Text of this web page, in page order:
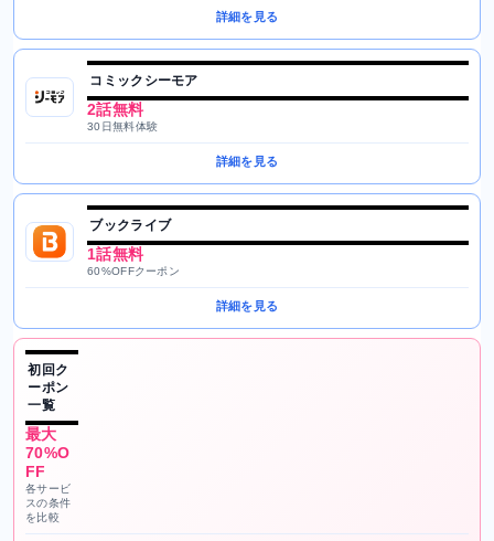
詳細を見る
コミックシーモア
2話無料
30日無料体験
詳細を見る
ブックライブ
1話無料
60%OFFクーポン
詳細を見る
初回ク
ーポン
一覧
最大
70%O
FF
各サービ
スの条件
を比較